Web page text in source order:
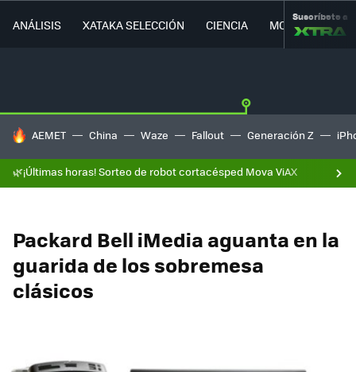
ANÁLISIS XATAKA SELECCIÓN CIENCIA MOVILIDAD
Suscríbete a
HOY SE HABLA DE
AEMET China Waze Fallout Generación Z
🌿¡Últimas horas! Sorteo de robot cortacésped Mova ViAX
Packard Bell iMedia aguanta en la
guarida de los sobremesa
clásicos